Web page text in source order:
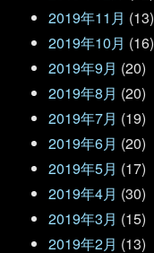
2019年11月 (13)
2019年10月 (16)
2019年9月 (20)
2019年8月 (20)
2019年7月 (19)
2019年6月 (20)
2019年5月 (17)
2019年4月 (30)
2019年3月 (15)
2019年2月 (13)